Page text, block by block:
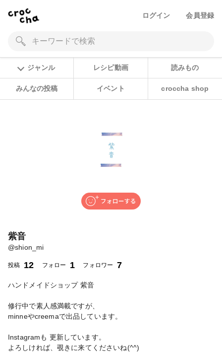
ログイン 会員登録
ジャンル レシピ動画 読みもの
みんなの投稿 イベント croccha shop
紫音
@shion_mi
投稿 12 フォロー 1 フォロワー 7
ハンドメイドショップ 紫音
修行中で素人感満載ですが、
minneやcreemaで出品しています。
Instagramも 更新しています。
よろしければ、覗きに来てくださいね(^^)